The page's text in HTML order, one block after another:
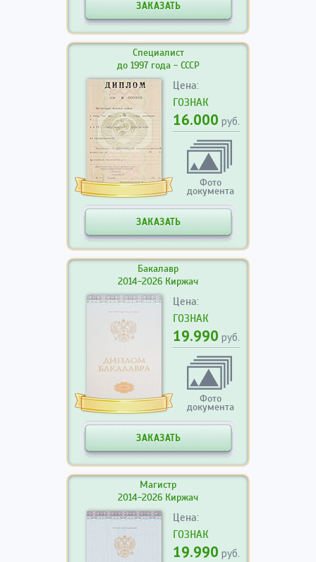
ЗАКАЗАТЬ
Специалист
до 1997 года - СССР
Цена:
ГОЗНАК
16.000 руб.
Фото
документа
ЗАКАЗАТЬ
Бакалавр
2014-2026 Киржач
Цена:
ГОЗНАК
19.990 руб.
Фото
документа
ЗАКАЗАТЬ
Магистр
2014-2026 Киржач
Цена:
ГОЗНАК
19.990 руб.